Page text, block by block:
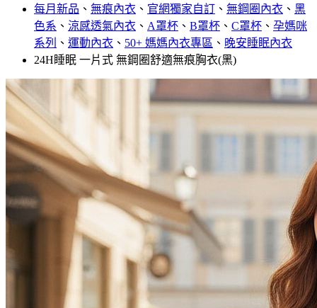
每月新品 、 無痕內衣 、 官網獨家自訂 、 無鋼圈內衣 、 黑
色系 、 涼感透氣內衣 、 A罩杯 、 B罩杯 、 C罩杯 、 孕媽咪
系列
、 運動內衣 、 50+ 媽媽內衣專區 、 晚安睡眠內衣
24H睡眠 一片式 無鋼圈舒適無痕胸衣(黑)